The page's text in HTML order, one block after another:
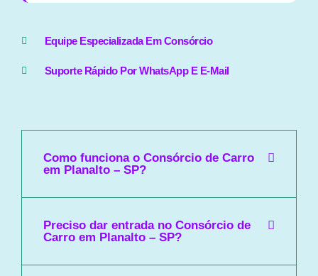
Equipe Especializada Em Consórcio
Suporte Rápido Por WhatsApp E E-Mail
Como funciona o Consórcio de Carro
em Planalto – SP?
Preciso dar entrada no Consórcio de
Carro em Planalto – SP?